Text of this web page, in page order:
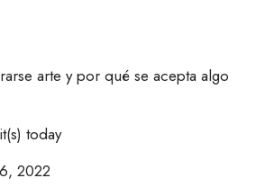
arte y por qué se acepta algo
today
2022